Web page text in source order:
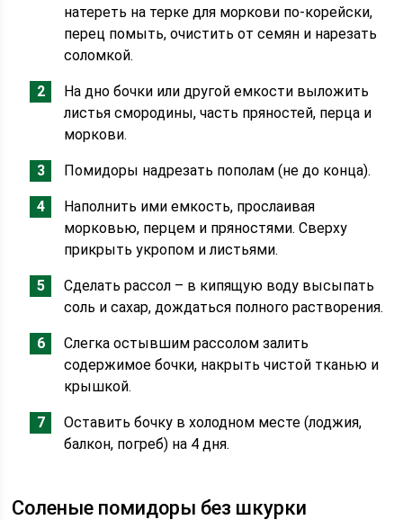
натереть на терке для моркови по-корейски,
перец помыть, очистить от семян и нарезать
соломкой.
На дно бочки или другой емкости выложить
листья смородины, часть пряностей, перца и
моркови.
Помидоры надрезать пополам (не до конца).
Наполнить ими емкость, прослаивая
морковью, перцем и пряностями. Сверху
прикрыть укропом и листьями.
Сделать рассол – в кипящую воду высыпать
соль и сахар, дождаться полного растворения.
Слегка остывшим рассолом залить
содержимое бочки, накрыть чистой тканью и
крышкой.
Оставить бочку в холодном месте (лоджия,
балкон, погреб) на 4 дня.
Соленые помидоры без шкурки